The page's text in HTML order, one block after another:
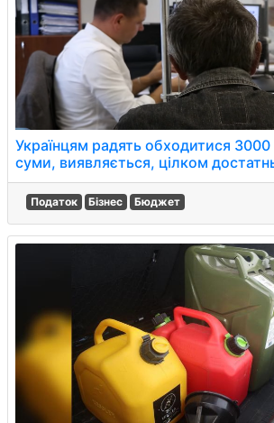
Українцям радять обходитися 3000
суми, виявляється, цілком
Податок Бізнес Бюджет